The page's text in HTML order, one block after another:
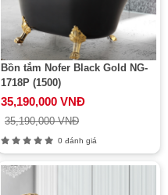
Bồn tắm Nofer Black Gold NG-
1718P (1500)
35,190,000 VNĐ
35,190,000 VNĐ
0 đánh giá